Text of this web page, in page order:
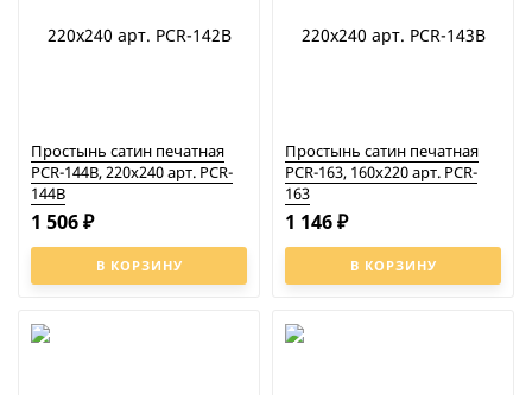
Простынь сатин печатная
PCR-144B, 220x240 арт. PCR-
144B
В КОРЗИНУ
1 506 ₽
Простынь сатин печатная
PCR-163, 160x220 арт. PCR-
163
В КОРЗИНУ
1 146 ₽